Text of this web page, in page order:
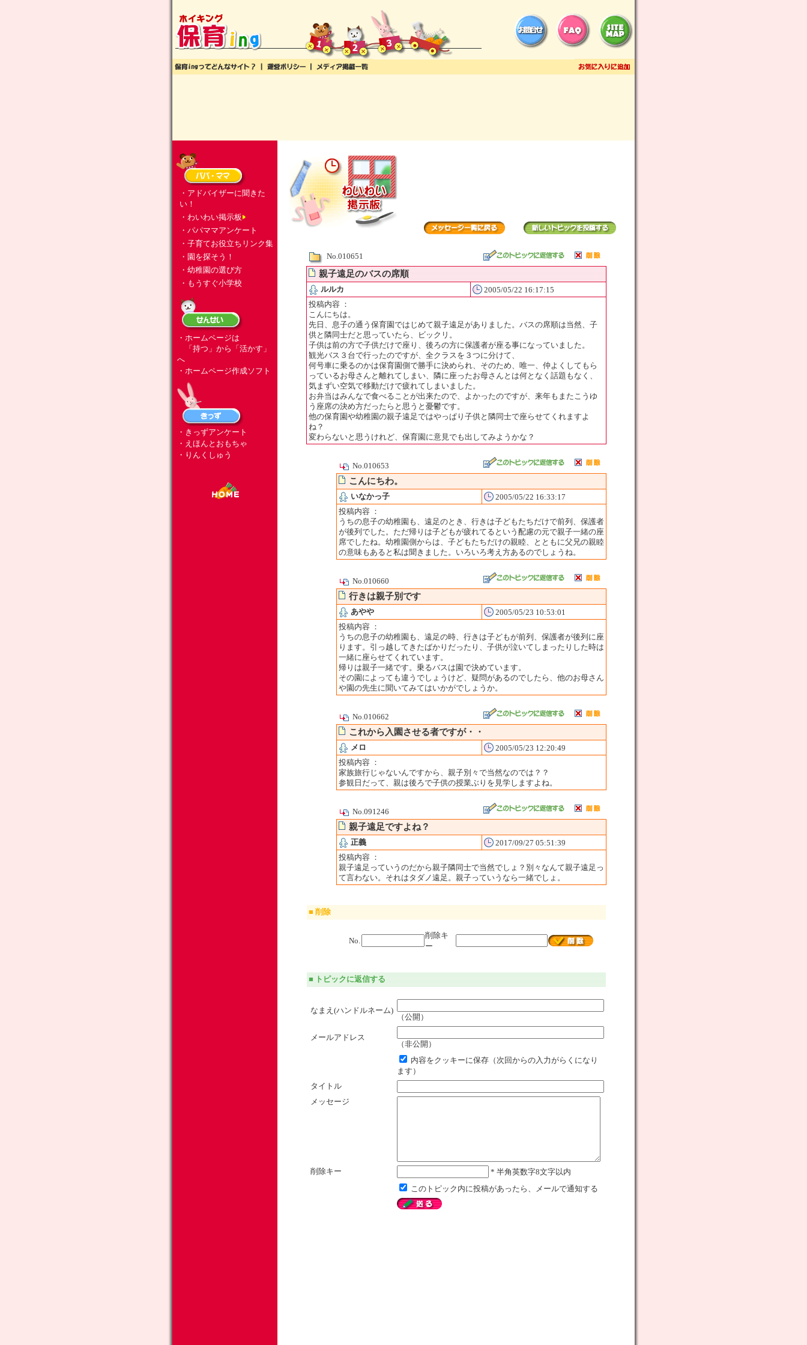
・アドバイザーに聞きた
い！
・わいわい掲示板
・パパママアンケート
・子育てお役立ちリンク集
・園を探そう！
・幼稚園の選び方
・もうすぐ小学校
・ホームページは
「持つ」から「活かす」
へ
・ホームページ作成ソフト
・きっずアンケート
・えほんとおもちゃ
・りんくしゅう
No.010651
親子遠足のバスの席順
ルルカ
2005/05/22 16:17:15
投稿内容 ：
こんにちは。
先日、息子の通う保育園ではじめて親子遠足がありました。バスの席順は当然、子
供と隣同士だと思っていたら、ビックリ。
子供は前の方で子供だけで座り、後ろの方に保護者が座る事になっていました。
観光バス３台で行ったのですが、全クラスを３つに分けて、
何号車に乗るのかは保育園側で勝手に決められ、そのため、唯一、仲よくしてもら
っているお母さんと離れてしまい、隣に座ったお母さんとは何となく話題もなく、
気まずい空気で移動だけで疲れてしまいました。
お弁当はみんなで食べることが出来たので、よかったのですが、来年もまたこうゆ
う座席の決め方だったらと思うと憂鬱です。
他の保育園や幼稚園の親子遠足ではやっぱり子供と隣同士で座らせてくれますよ
ね？
変わらないと思うけれど、保育園に意見でも出してみようかな？
No.010653
こんにちわ。
いなかっ子
2005/05/22 16:33:17
投稿内容 ：
うちの息子の幼稚園も、遠足のとき、行きは子どもたちだけで前列、保護者
が後列でした。ただ帰りは子どもが疲れてるという配慮の元で親子一緒の座
席でしたね。幼稚園側からは、子どもたちだけの親睦、とともに父兄の親睦
の意味もあると私は聞きました。いろいろ考え方あるのでしょうね。
No.010660
行きは親子別です
あやや
2005/05/23 10:53:01
投稿内容 ：
うちの息子の幼稚園も、遠足の時、行きは子どもが前列、保護者が後列に座
ります。引っ越してきたばかりだったり、子供が泣いてしまったりした時は
一緒に座らせてくれています。
帰りは親子一緒です。乗るバスは園で決めています。
その園によっても違うでしょうけど、疑問があるのでしたら、他のお母さん
や園の先生に聞いてみてはいかがでしょうか。
No.010662
これから入園させる者ですが・・
メロ
2005/05/23 12:20:49
投稿内容 ：
家族旅行じゃないんですから、親子別々で当然なのでは？？
参観日だって、親は後ろで子供の授業ぶりを見学しますよね。
No.091246
親子遠足ですよね？
正義
2017/09/27 05:51:39
投稿内容 ：
親子遠足っていうのだから親子隣同士で当然でしょ？別々なんて親子遠足っ
て言わない。それはタダノ遠足。親子っていうなら一緒でしょ。
■ 削除
No.
削除キ
ー
■ トピックに返信する
なまえ(ハンドルネーム)
（公開）
メールアドレス
（非公開）
内容をクッキーに保存（次回からの入力がらくになり
ます）
タイトル
メッセージ
削除キー
* 半角英数字8文字以内
このトピック内に投稿があったら、メールで通知する